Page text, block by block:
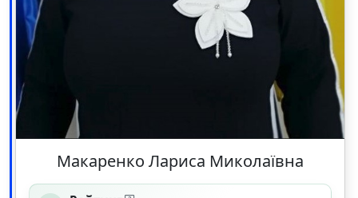
Макаренко Лариса Миколаївна